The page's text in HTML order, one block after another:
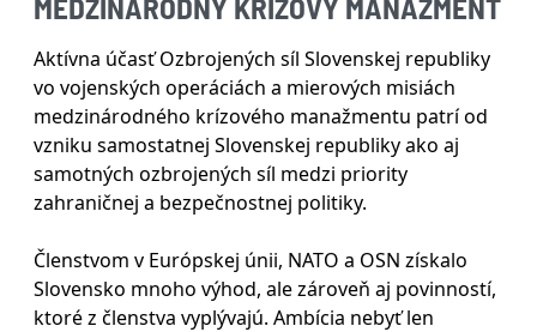
MEDZINÁRODNÝ KRÍZOVÝ MANAŽMENT
Aktívna účasť Ozbrojených síl Slovenskej republiky
vo vojenských operáciách a mierových misiách
medzinárodného krízového manažmentu patrí od
vzniku samostatnej Slovenskej republiky ako aj
samotných ozbrojených síl medzi priority
zahraničnej a bezpečnostnej politiky.
Členstvom v Európskej únii, NATO a OSN získalo
Slovensko mnoho výhod, ale zároveň aj povinností,
ktoré z členstva vyplývajú. Ambícia nebyť len